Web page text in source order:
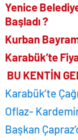
Yenice
Başladı ?
Kurban
Karabük’te
BU KENTİN
Karabük’te
Oflaz-
Başkan